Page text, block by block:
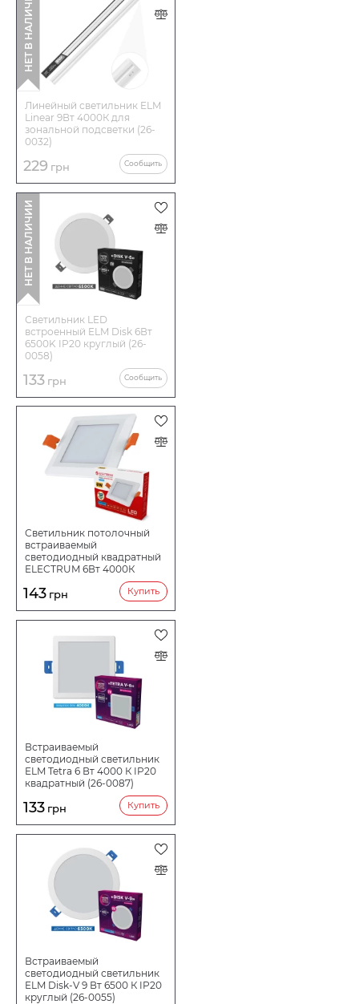
Линейный светильник ELM
Linear 9Вт 4000К для
зональной подсветки (26-
0032)
229 грн Сообщить
НЕТ В НАЛИЧИИ
Светильник LED
встроенный ELM Disk 6Вт
6500K IP20 круглый (26-
0058)
133 грн Сообщить
НЕТ В НАЛИЧИИ
Светильник потолочный
встраиваемый
светодиодный квадратный
ELECTRUM 6Вт 4000К
QUADRO M B-LD-1959
143 грн Купить
Встраиваемый
светодиодный светильник
ELM Tetra 6 Вт 4000 К IP20
квадратный (26-0087)
133 грн Купить
Встраиваемый
светодиодный светильник
ELM Disk-V 9 Вт 6500 К IP20
круглый (26-0055)